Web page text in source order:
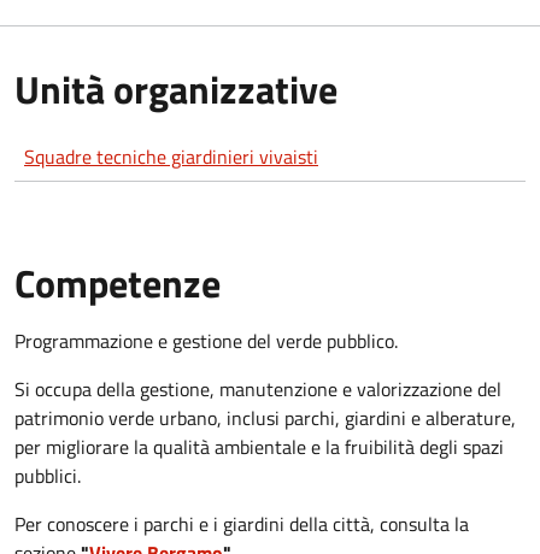
Unità organizzative
Squadre tecniche giardinieri vivaisti
Competenze
Programmazione e gestione del verde pubblico.
Si occupa della gestione, manutenzione e valorizzazione del
patrimonio verde urbano, inclusi parchi, giardini e alberature,
per migliorare la qualità ambientale e la fruibilità degli spazi
pubblici.
Per conoscere i parchi e i giardini della città, consulta la